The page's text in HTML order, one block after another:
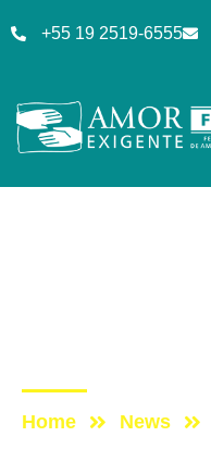
+55 19 2519-6555
Home News